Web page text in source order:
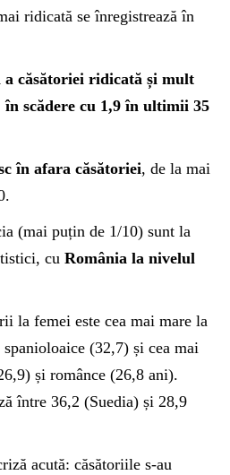
ridicată se înregistrează în
a căsătoriei ridicată și mult
în scădere cu 1,9 în ultimii 35
în afara căsătoriei, de la mai
(mai puțin de 1/10) sunt la
cu România la nivelul
la femei este cea mai mare la
(32,7) și cea mai
și românce (26,8 ani).
între 36,2 (Suedia) și 28,9
acută: căsătoriile s-au